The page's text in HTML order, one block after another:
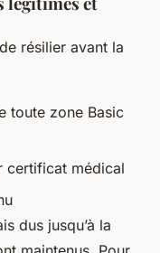
résilier avant la
toute zone Basic
certificat médical
dus jusqu’à la